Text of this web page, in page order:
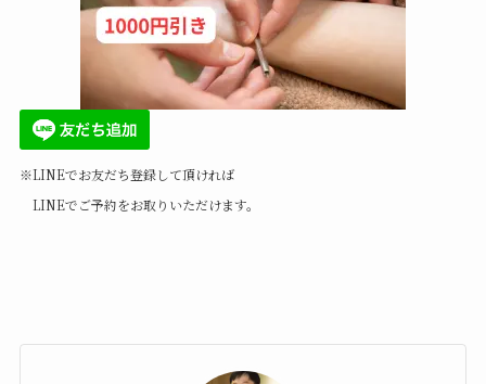
※LINEでお友だち登録して頂ければ
LINEでご予約をお取りいただけます。